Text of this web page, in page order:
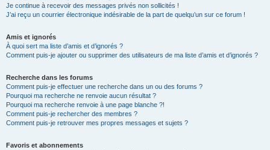
Je continue à recevoir des messages privés non sollicités !
J’ai reçu un courrier électronique indésirable de la part de quelqu’un sur ce forum !
Amis et ignorés
À quoi sert ma liste d’amis et d’ignorés ?
Comment puis-je ajouter ou supprimer des utilisateurs de ma liste d’amis et d’ignorés ?
Recherche dans les forums
Comment puis-je effectuer une recherche dans un ou des forums ?
Pourquoi ma recherche ne renvoie aucun résultat ?
Pourquoi ma recherche renvoie à une page blanche ?!
Comment puis-je rechercher des membres ?
Comment puis-je retrouver mes propres messages et sujets ?
Favoris et abonnements